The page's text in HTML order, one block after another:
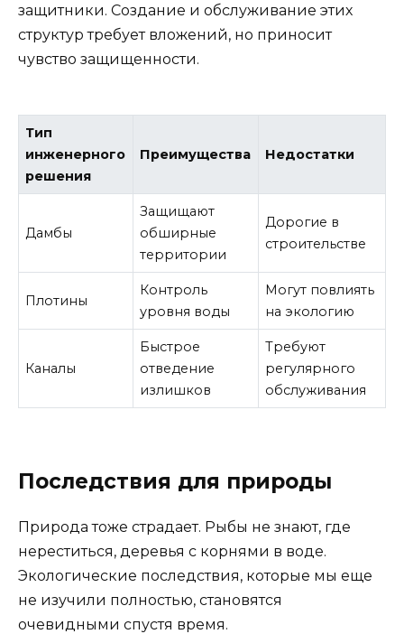
защитники. Создание и обслуживание этих
структур требует вложений, но приносит
чувство защищенности.
Тип
инженерного
решения
Преимущества Недостатки
Дамбы
Защищают
обширные
территории
Дорогие в
строительстве
Плотины
Контроль
уровня воды
Могут повлиять
на экологию
Каналы
Быстрое
отведение
излишков
Требуют
регулярного
обслуживания
Последствия для природы
Природа тоже страдает. Рыбы не знают, где
нереститься, деревья с корнями в воде.
Экологические последствия, которые мы еще
не изучили полностью, становятся
очевидными спустя время.